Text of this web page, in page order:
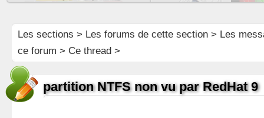
Les sections > Les forums de cette section> Les
ce forum > Ce thread >
partition NTFS non vu par RedHat 9